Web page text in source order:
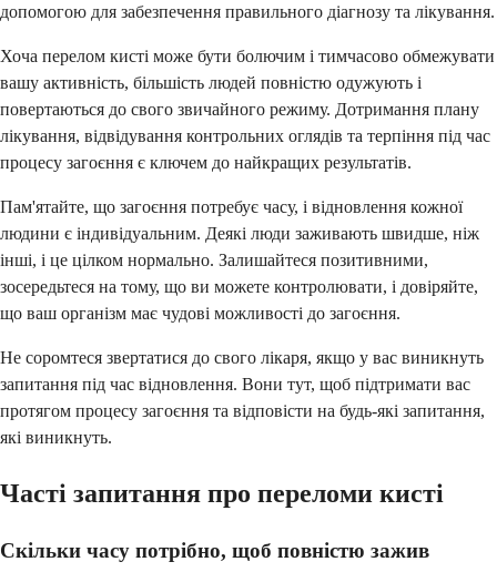
допомогою для забезпечення правильного діагнозу та лікування.
Хоча перелом кисті може бути болючим і тимчасово обмежувати
вашу активність, більшість людей повністю одужують і
повертаються до свого звичайного режиму. Дотримання плану
лікування, відвідування контрольних оглядів та терпіння під час
процесу загоєння є ключем до найкращих результатів.
Пам'ятайте, що загоєння потребує часу, і відновлення кожної
людини є індивідуальним. Деякі люди заживають швидше, ніж
інші, і це цілком нормально. Залишайтеся позитивними,
зосередьтеся на тому, що ви можете контролювати, і довіряйте,
що ваш організм має чудові можливості до загоєння.
Не соромтеся звертатися до свого лікаря, якщо у вас виникнуть
запитання під час відновлення. Вони тут, щоб підтримати вас
протягом процесу загоєння та відповісти на будь-які запитання,
які виникнуть.
Часті запитання про переломи кисті
Скільки часу потрібно, щоб повністю зажив